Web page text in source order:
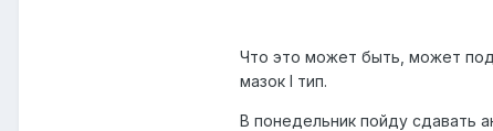
Что это может быть, может
мазок I тип.
В понедельник пойду сдавать